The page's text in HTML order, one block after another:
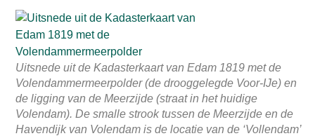
Uitsnede uit de Kadasterkaart van Edam 1819 met de
Volendammermeerpolder (de drooggelegde Voor-IJe) en
de ligging van de Meerzijde (straat in het huidige
Volendam). De smalle strook tussen de Meerzijde en de
Havendijk van Volendam is de locatie van de ‘Vollendam’